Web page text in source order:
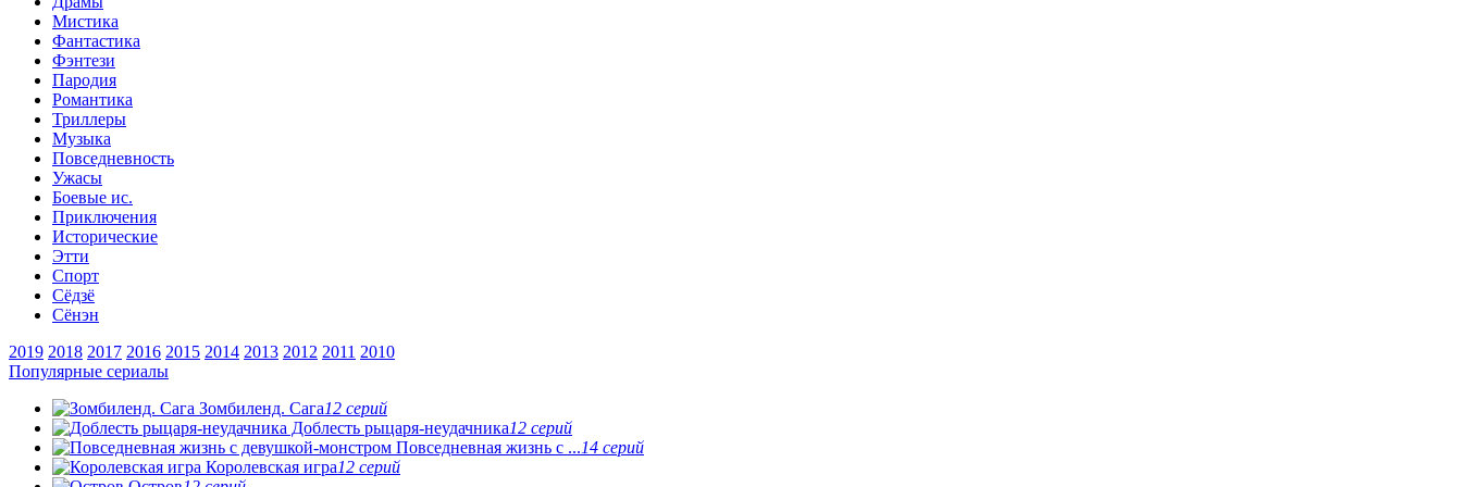
Мистика
Фантастика
Фэнтези
Пародия
Романтика
Триллеры
Музыка
Повседневность
Ужасы
Боевые ис.
Приключения
Исторические
Этти
Спорт
Сёдзё
Сёнэн
2019 2018 2017 2016 2015 2014 2013 2012 2011 2010
Популярные сериалы
Зомбиленд. Сага12 серий
Доблесть рыцаря-неудачника12 серий
Повседневная жизнь с ...14 серий
Королевская игра12 серий